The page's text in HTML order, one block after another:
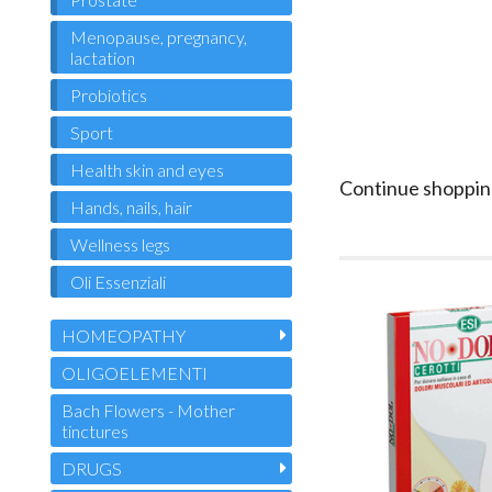
Continue
Menopause, pregnancy,
lactation
Probiotics
Sport
Health skin and eyes
Hands, nails, hair
Wellness legs
Oli Essenziali
HOMEOPATHY
OLIGOELEMENTI
Bach Flowers - Mother
tinctures
DRUGS